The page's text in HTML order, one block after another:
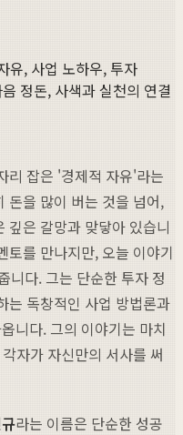
유, 사업 노하우, 투자
정돈, 사색과 실천의 연결
리 잡은 '경제적 자유'라는
돈을 많이 버는 것을 넘어,
깊은 갈망과 맞닿아 있습니
토를 만나지만, 오늘 이야기
니다. 그는 단순한 투자 정
는 독창적인 사업 방법론과
니다. 그의 이야기는 마치
자가 자신만의 서사를 써
라는 이름은 단순한 성공